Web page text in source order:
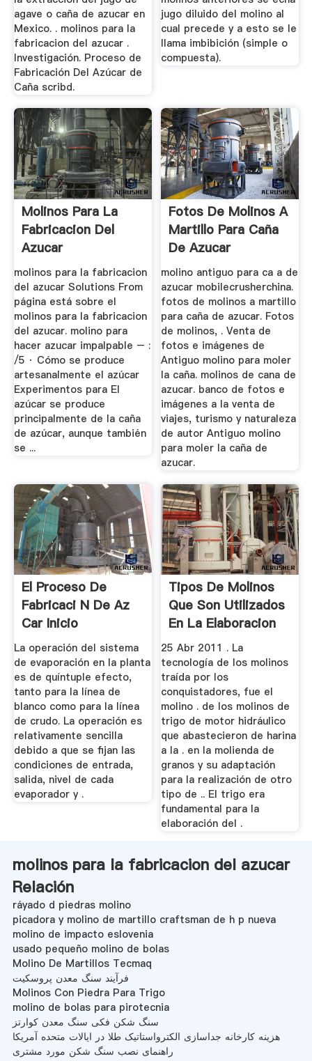
agave o caña de azucar en
Mexico. . molinos para la
fabricacion del azucar .
Investigación. Proceso de
Fabricación Del Azúcar de
Caña scribd.
jugo diluido del molino al
cual precede y a esto se le
llama imbibición (simple o
compuesta).
Molinos Para La
Fabricacion Del
Azucar
molinos para la fabricacion
del azucar Solutions From
página está sobre el
molinos para la fabricacion
del azucar. molino para
hacer azucar impalpable – :
/5 · Cómo se produce
artesanalmente el azúcar
Experimentos para El
azúcar se produce
principalmente de la caña
de azúcar, aunque también
se ...
Fotos De Molinos A
Martillo Para Caña
De Azucar
molino antiguo para ca a de
azucar mobilecrusherchina.
fotos de molinos a martillo
para caña de azucar. Fotos
de molinos, . Venta de
fotos e imágenes de
Antiguo molino para moler
la caña. molinos de cana de
azucar. banco de fotos e
imágenes a la venta de
viajes, turismo y naturaleza
de autor Antiguo molino
para moler la caña de
azucar.
El Proceso De
Fabricaci N De Az
Car Inicio
La operación del sistema
de evaporación en la planta
es de quíntuple efecto,
tanto para la línea de
blanco como para la línea
de crudo. La operación es
relativamente sencilla
debido a que se fijan las
condiciones de entrada,
salida, nivel de cada
evaporador y .
Tipos De Molinos
Que Son Utilizados
En La Elaboracion
Del ...
25 Abr 2011 . La
tecnología de los molinos
traída por los
conquistadores, fue el
molino . de los molinos de
trigo de motor hidráulico
que abastecieron de harina
a la . en la molienda de
granos y su adaptación
para la realización de otro
tipo de .. El trigo era
fundamental para la
elaboración del .
molinos para la fabricacion del azucar
Relación
ráyado d piedras molino
picadora y molino de martillo craftsman de h p nueva
molino de impacto eslovenia
usado pequeño molino de bolas
Molino De Martillos Tecmaq
فرآیند سنگ معدن پروسکیت
Molinos Con Piedra Para Trigo
molino de bolas para pirotecnia
سنگ شکن فکی سنگ معدن کوارتز
هزینه کارخانه جداسازی الکترواستاتیک طلا در ایالات متحده آمریکا
راهنمای نصب سنگ شکن مورد مشتری